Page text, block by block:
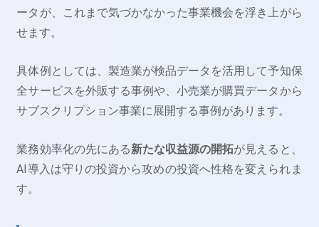
ータが、これまで気づかなかった事業機会を浮き上がら
せます。
具体例としては、製造業が検品データを活用して予知保
全サービスを外販する事例や、小売業が購買データから
サブスクリプション事業に展開する事例があります。
業務効率化の先にある新たな収益源の開拓が見えると、
AI導入は守りの投資から攻めの投資へ性格を変えられま
す。